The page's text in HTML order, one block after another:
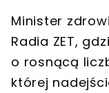
Minister
Radia ZET,
o rosnącą
której